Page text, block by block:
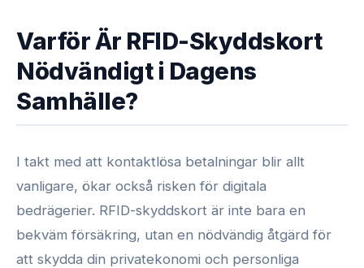
Varför Är RFID-Skyddskort
Nödvändigt i Dagens
Samhälle?
I takt med att kontaktlösa betalningar blir allt
vanligare, ökar också risken för digitala
bedrägerier. RFID-skyddskort är inte bara en
bekväm försäkring, utan en nödvändig åtgärd för
att skydda din privatekonomi och personliga